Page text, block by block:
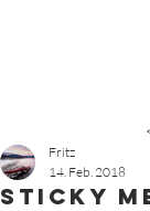
Sticky
Fritz
14. Feb. 2018